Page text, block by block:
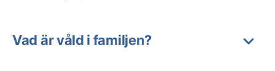
Vad är våld i familjen?